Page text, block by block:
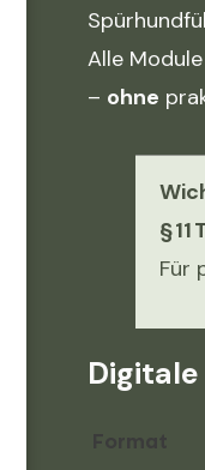
Alle
– ohne
§
Für
Format